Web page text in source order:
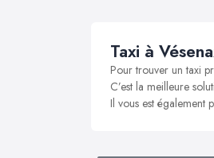
Taxi à
Pour trouver un taxi
C’est la meilleure
Il vous est également